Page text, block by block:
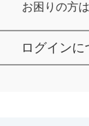
お困りの方
ログイン